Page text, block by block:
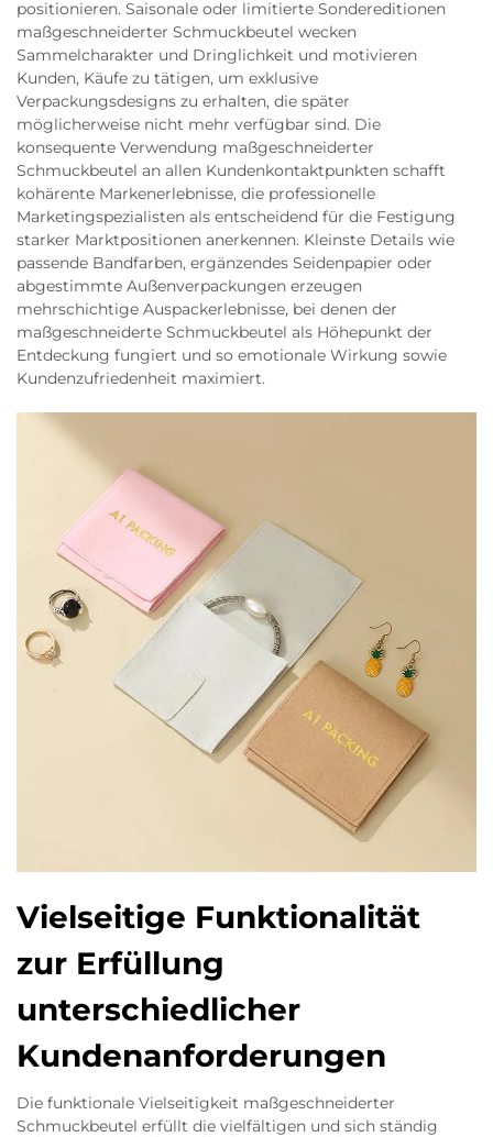
positionieren. Saisonale oder limitierte Sondereditionen
maßgeschneiderter Schmuckbeutel wecken
Sammelcharakter und Dringlichkeit und motivieren
Kunden, Käufe zu tätigen, um exklusive
Verpackungsdesigns zu erhalten, die später
möglicherweise nicht mehr verfügbar sind. Die
konsequente Verwendung maßgeschneiderter
Schmuckbeutel an allen Kundenkontaktpunkten schafft
kohärente Markenerlebnisse, die professionelle
Marketingspezialisten als entscheidend für die Festigung
starker Marktpositionen anerkennen. Kleinste Details wie
passende Bandfarben, ergänzendes Seidenpapier oder
abgestimmte Außenverpackungen erzeugen
mehrschichtige Auspackerlebnisse, bei denen der
maßgeschneiderte Schmuckbeutel als Höhepunkt der
Entdeckung fungiert und so emotionale Wirkung sowie
Kundenzufriedenheit maximiert.
Vielseitige Funktionalität
zur Erfüllung
unterschiedlicher
Kundenanforderungen
Die funktionale Vielseitigkeit maßgeschneiderter
Schmuckbeutel erfüllt die vielfältigen und sich ständig